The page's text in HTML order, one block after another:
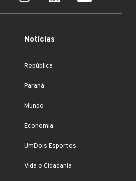
Notícias
República
Paraná
Mundo
Economia
UmDois Esportes
Vida e Cidadania